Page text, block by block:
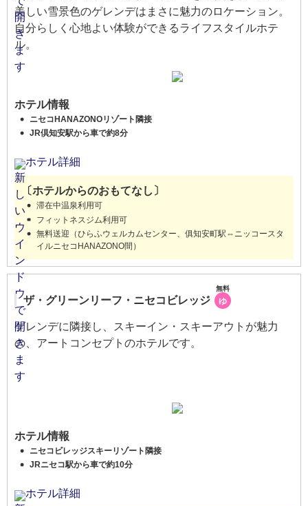
美しい雪景色のゲレンデはまさに魅力のロケーション。
自分らしく心地よい体験ができるライフスタイルホテ
ル。
ホテル情報
ニセコHANAZONOリゾート隣接
JR倶知安駅から車で約8分
ホテル詳細
〔ホテルからのおもてなし〕
滞在中温泉利用可
フィットネスジム利用可
無料送迎（ひらふウェルカムセンター、俱知安町駅⇔ニッコースタ
イルニセコHANAZONO間）
ザ・グリーンリーフ・ニセコビレッジ
無料
ゆ
ゲレンデに隣接し、スキーイン・スキーアウトが魅力
の、アートコンセプトのホテルです。
ホテル情報
ニセコビレッジスキーリゾート隣接
JRニセコ駅から車で約10分
ホテル詳細